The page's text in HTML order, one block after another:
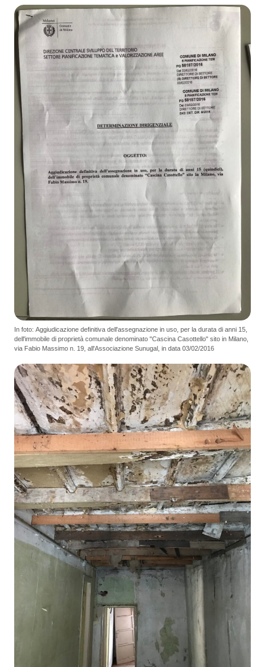
In foto: Aggiudicazione definitiva dell'assegnazione in uso, per la durata di anni 15,
dell'immobile di proprietà comunale denominato "Cascina Casottello" sito in Milano,
via Fabio Massimo n. 19, all'Associazione Sunugal, in data 03/02/2016